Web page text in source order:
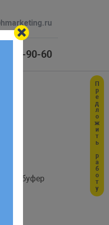
464-90-60
буфер
Предложить работу